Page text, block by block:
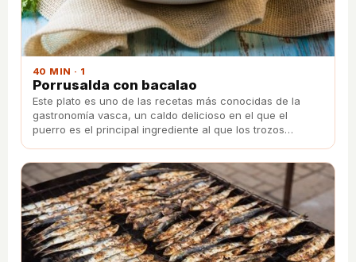
40 MIN · 1
Porrusalda con bacalao
Este plato es uno de las recetas más conocidas de la
gastronomía vasca, un caldo delicioso en el que el
puerro es el principal ingrediente al que los trozos